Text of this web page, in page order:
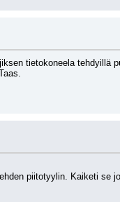
tietokoneela tehdyillä
piitotyylin. Kaiketi se